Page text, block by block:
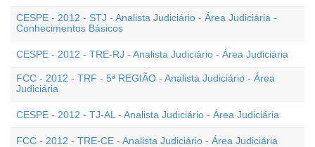
CESPE - 2012 - STJ - Analista Judiciário - Área Judiciária -
Conhecimentos Básicos
CESPE - 2012 - TRE-RJ - Analista Judiciário - Área Judiciária
FCC - 2012 - TRF - 5ª REGIÃO - Analista Judiciário - Área
Judiciária
CESPE - 2012 - TJ-AL - Analista Judiciário - Área Judiciária
FCC - 2012 - TRE-CE - Analista Judiciário - Área Judiciária